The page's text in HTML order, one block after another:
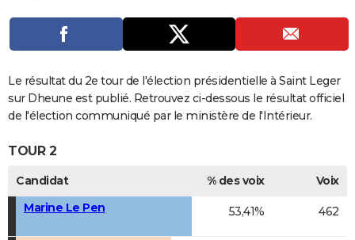
PROGRAMME TV
COPAINS D'AVANT
S'inscrire
Se connecter
Lycées
Collèges
Primaires
Universités
Entreprises
Service militaire
Avis de recherche
AVIS DE DÉCÈS
FORUM
Le résultat du 2e tour de l'élection présidentielle à Saint Leger
sur Dheune est publié. Retrouvez ci-dessous le résultat officiel
de l'élection communiqué par le ministère de l'Intérieur.
TOUR 2
Candidat % des voix
Voix
Marine Le Pen
53,41% 462